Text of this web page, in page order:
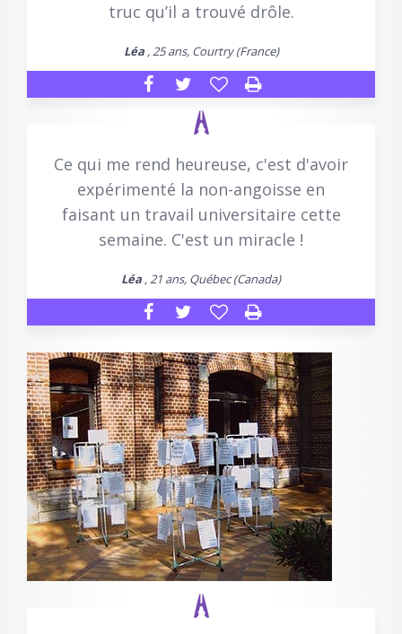
truc qu’il a trouvé drôle.
Léa, 25 ans, Courtry (France)
Ce qui me rend heureuse, c'est d'avoir
expérimenté la non-angoisse en
faisant un travail universitaire cette
semaine. C'est un miracle !
Léa , 21 ans, Québec (Canada)